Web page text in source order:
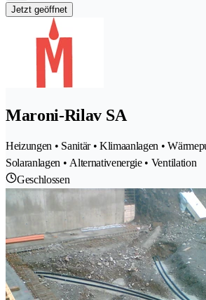
Jetzt geöffnet
Maroni-Rilav SA
Heizungen • Sanitär • Klimaanlagen •
Solaranlagen • Alternativenergie • Ventilation
Geschlossen